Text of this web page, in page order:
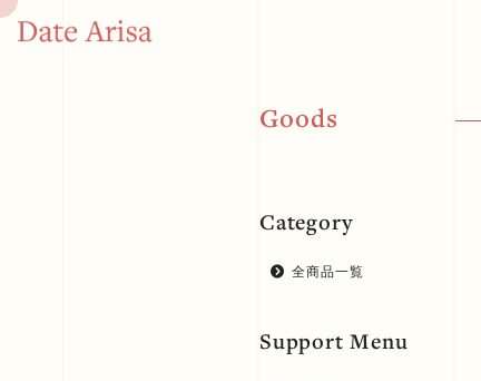
Goods
Category
全商品一覧
Support Menu